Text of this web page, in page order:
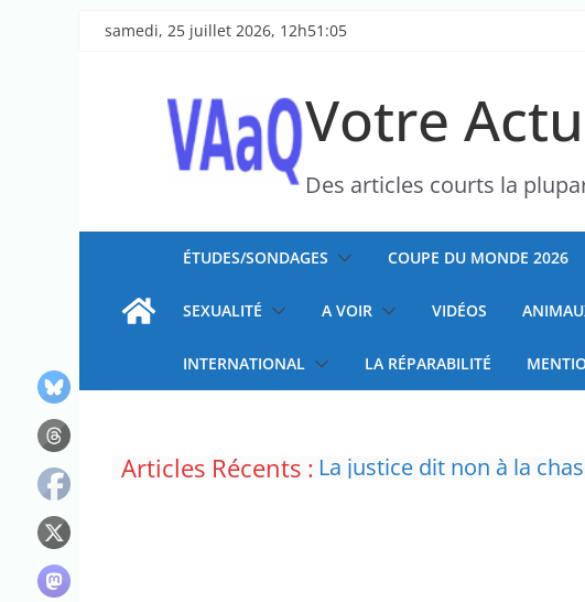
samedi, 25 juillet 2026, 12h51:05
Votre
Des articles courts la
ÉTUDES/SONDAGES COUPE DU MONDE 2026
SEXUALITÉ A VOIR VIDÉOS
INTERNATIONAL LA RÉPARABILITÉ
Articles Récents : La justice dit non à la